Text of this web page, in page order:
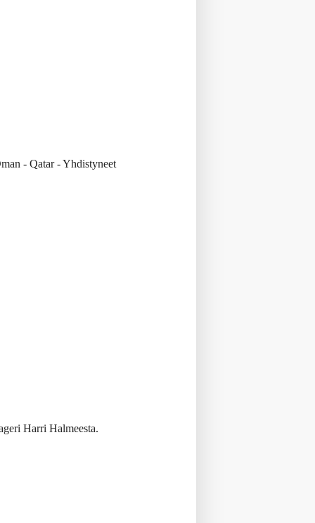
- Qatar - Yhdistyneet
Harri Halmeesta.